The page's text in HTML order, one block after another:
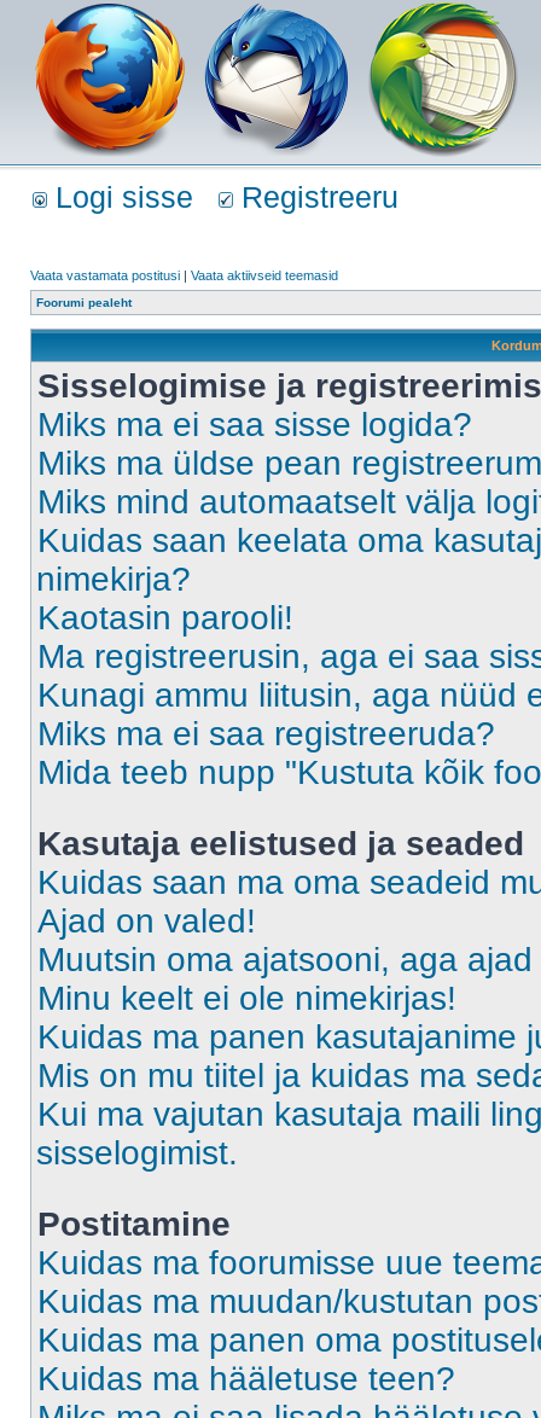
Logi sisse Registreeru
Vaata vastamata postitusi | Vaata aktiivseid teemasid
Foorumi pealeht
Sisselogimise ja
Miks ma ei saa sisse logida?
Miks ma üldse pean
Miks mind automaatselt välja
Kuidas saan keelata oma
nimekirja?
Kaotasin parooli!
Ma registreerusin, aga ei saa
Kunagi ammu liitusin, aga nüüd
Miks ma ei saa registreeruda?
Mida teeb nupp "Kustuta kõik
Kasutaja eelistused ja seaded
Kuidas saan ma oma seadeid
Ajad on valed!
Muutsin oma ajatsooni, aga
Minu keelt ei ole nimekirjas!
Kuidas ma panen kasutajanime
Mis on mu tiitel ja kuidas ma
Kui ma vajutan kasutaja maili
sisselogimist.
Postitamine
Kuidas ma foorumisse uue
Kuidas ma muudan/kustutan
Kuidas ma panen oma
Kuidas ma hääletuse teen?